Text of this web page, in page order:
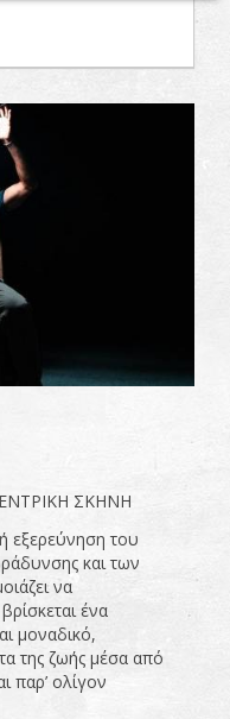
ΣΚΗΝΗ
εξερεύνηση του
και των
να
ένα
μοναδικό,
της ζωής μέσα από
παρ’ ολίγον